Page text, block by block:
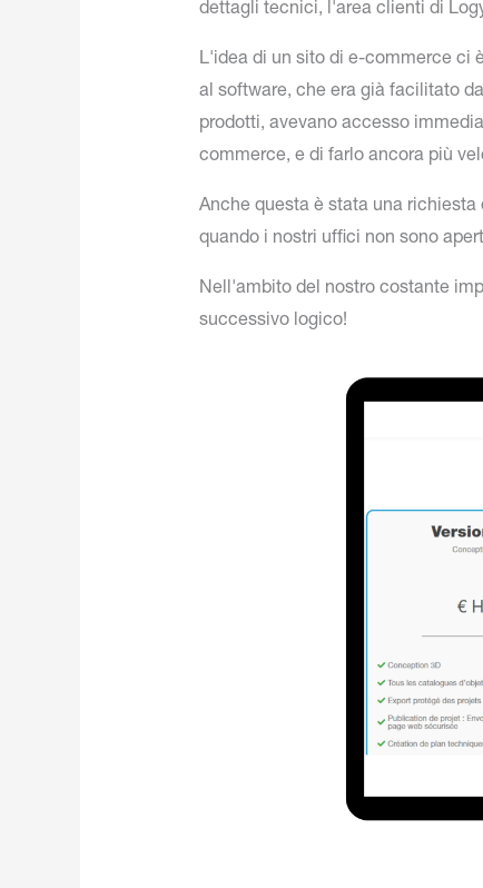
dettagli tecnici, l'area clienti di
L'idea di un sito di e-commerce ci
al software, che era già facilitato
prodotti, avevano accesso
commerce, e di farlo ancora più
Anche questa è stata una
quando i nostri uffici non sono
Nell'ambito del nostro costante
successivo logico!